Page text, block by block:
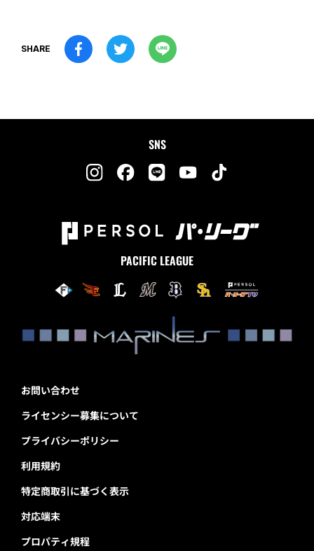
SHARE
SNS
PACIFIC LEAGUE
お問い合わせ
ライセンシー募集について
プライバシーポリシー
利用規約
特定商取引に基づく表示
対応端末
プロパティ規程